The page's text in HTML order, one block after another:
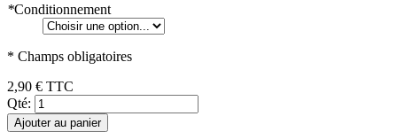
*Conditionnement
* Champs obligatoires
2,90 € TTC
Qté:
Ajouter au panier